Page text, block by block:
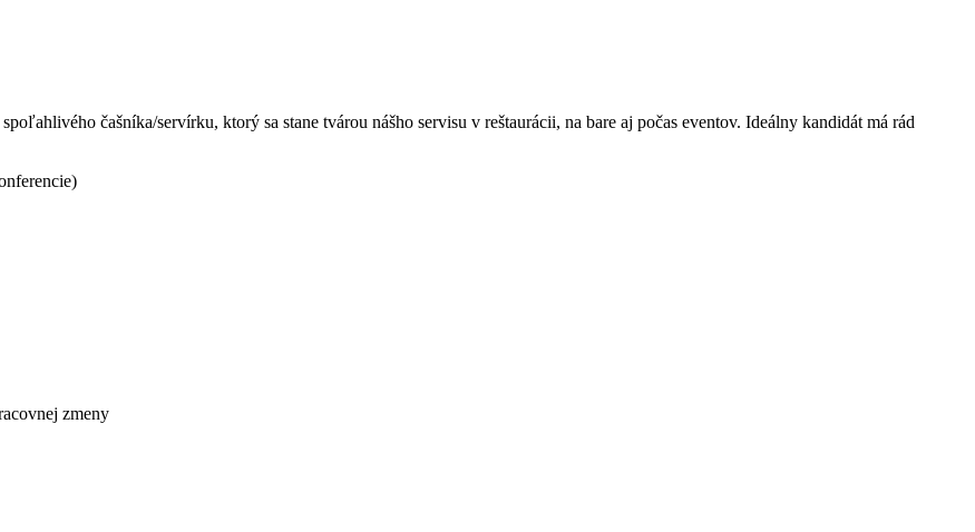
čašníka/servírku, ktorý sa stane tvárou nášho servisu v reštaurácii, na bare aj počas eventov. Ideálny kandidát má rád
zmeny